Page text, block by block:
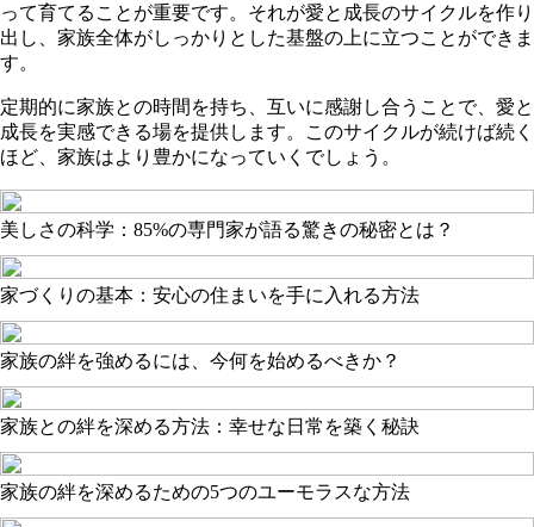
って育てることが重要です。それが愛と成長のサイクルを作り
出し、家族全体がしっかりとした基盤の上に立つことができま
す。
定期的に家族との時間を持ち、互いに感謝し合うことで、愛と
成長を実感できる場を提供します。このサイクルが続けば続く
ほど、家族はより豊かになっていくでしょう。
美しさの科学：85%の専門家が語る驚きの秘密とは？
家づくりの基本：安心の住まいを手に入れる方法
家族の絆を強めるには、今何を始めるべきか？
家族との絆を深める方法：幸せな日常を築く秘訣
家族の絆を深めるための5つのユーモラスな方法